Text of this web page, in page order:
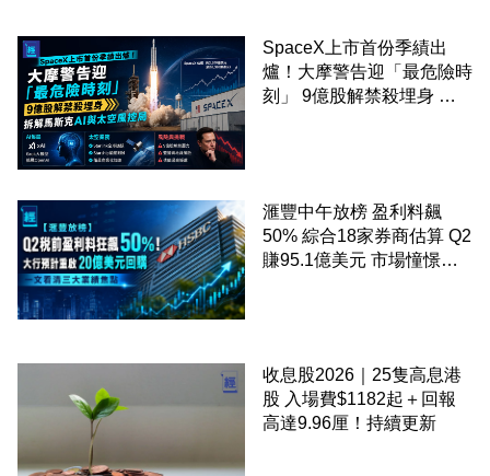
SpaceX上市首份季績出
爐！大摩警告迎「最危險時
刻」 9億股解禁殺埋身 拆
滙豐中午放榜 盈利料飆
50% 綜合18家券商估算 Q2
賺95.1億美元 市場憧憬重
收息股2026｜25隻高息港
股 入場費$1182起＋回報
高達9.96厘！持續更新